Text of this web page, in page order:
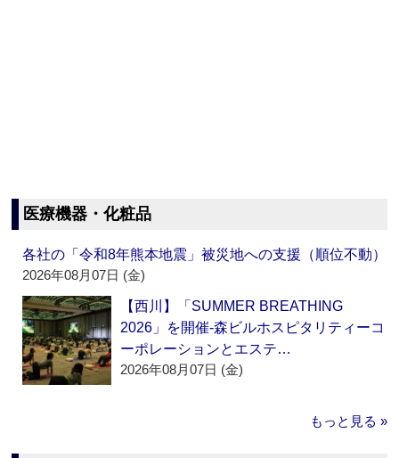
医療機器・化粧品
各社の「令和8年熊本地震」被災地への支援（順位不動）
2026年08月07日 (金)
【西川】「SUMMER BREATHING
2026」を開催‐森ビルホスピタリティーコ
ーポレーションとエステ…
2026年08月07日 (金)
もっと見る »